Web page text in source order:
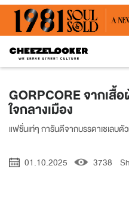
GORPCORE จากเสื้
ใจกลางเมือง
แฟชั่นเท่ๆ การันตีจากบรรดาเซเลบตั
01.10.2025 3738